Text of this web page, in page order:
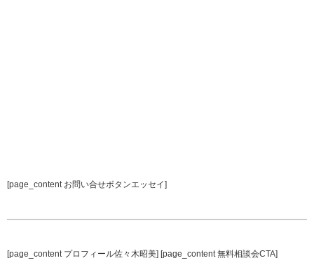
[page_content お問い合せボタンエッセイ]
[page_content プロフィール佐々木昭美] [page_content 無料相談会CTA]